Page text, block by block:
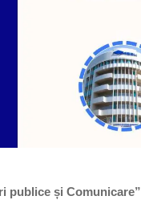
publice și Comunicare”